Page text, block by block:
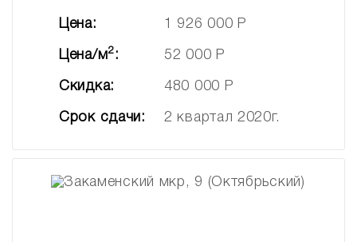
Цена: 1 926 000 Р
Цена/м2: 52 000 Р
Скидка: 480 000 Р
Срок сдачи: 2 квартал 2020г.